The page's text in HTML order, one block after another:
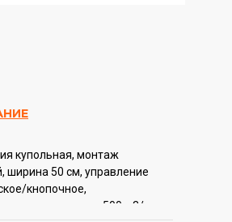
купольная, монтаж
ширина 50 см, управление
кнопочное,
мотора 500 м3/ч,